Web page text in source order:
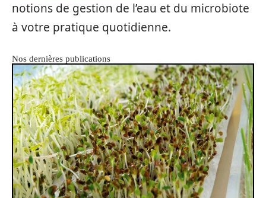
notions de gestion de l’eau et du microbiote
à votre pratique quotidienne.
Nos dernières publications